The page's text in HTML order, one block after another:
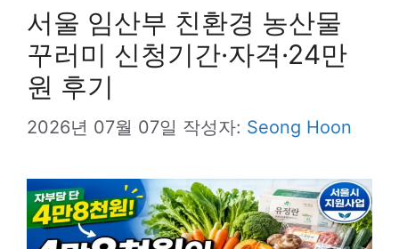
서울 임산부 친환경 농산물
꾸러미 신청기간·자격·24만
원 후기
2026년 07월 07일 작성자: Seong Hoon